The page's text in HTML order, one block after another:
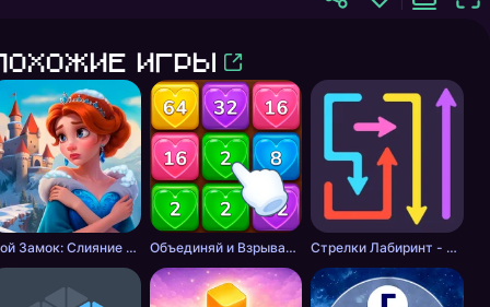
игры
Мой Замок: Слияние и История Объединяй и Взрывай + 2048 Стрелки Лабиринт - Цветной путь